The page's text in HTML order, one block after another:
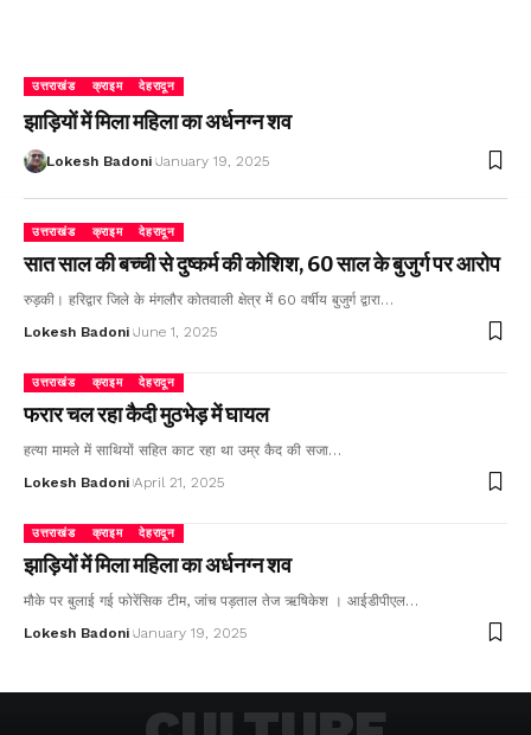
उत्तराखंड क्राइम देहरादून
झाड़ियों में मिला महिला का अर्धनग्न शव
Lokesh Badoni January 19, 2025
उत्तराखंड क्राइम देहरादून
सात साल की बच्ची से दुष्कर्म की कोशिश, 60 साल के बुजुर्ग पर आरोप
रुड़की। हरिद्वार जिले के मंगलौर कोतवाली क्षेत्र में 60 वर्षीय बुजुर्ग द्वारा…
Lokesh Badoni June 1, 2025
उत्तराखंड क्राइम देहरादून
फरार चल रहा कैदी मुठभेड़ में घायल
हत्या मामले में साथियों सहित काट रहा था उम्र कैद की सजा…
Lokesh Badoni April 21, 2025
उत्तराखंड क्राइम देहरादून
झाड़ियों में मिला महिला का अर्धनग्न शव
मौके पर बुलाई गई फोरेंसिक टीम, जांच पड़ताल तेज ऋषिकेश । आईडीपीएल…
Lokesh Badoni January 19, 2025